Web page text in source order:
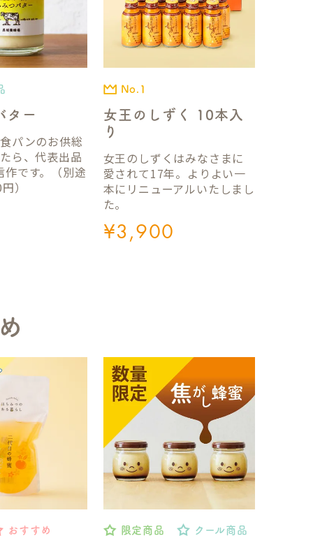
ター
パンのお供総
ら、代表出品
作です。（別途
）
No.1
女王のしずく 10本入
り
女王のしずくはみなさまに
愛されて17年。よりよい一
本にリニューアルいたしまし
た。
¥3,900
おすすめ 限定商品 クール商品